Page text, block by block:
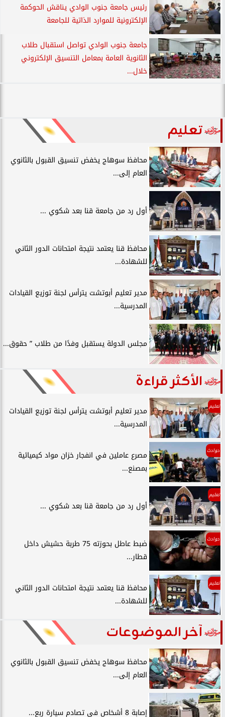
رئيس جامعة جنوب الوادي يناقش الحوكمة
الإلكترونية للموارد الذاتية للجامعة
جامعة جنوب الوادي تواصل استقبال طلاب
الثانوية العامة بمعامل التنسيق الإلكتروني
خلال...
تعليم
محافظ سوهاج يخفض تنسيق القبول بالثانوي
العام إلى...
أول رد من جامعة قنا بعد شكوي ...
محافظ قنا يعتمد نتيجة امتحانات الدور الثاني
للشهادة...
مدير تعليم أبوتشت يترأس لجنة توزيع القيادات
المدرسية...
مجلس الدولة يستقبل وفدًا من طلاب ” حقوق...
الأكثر قراءة
تعليم
مدير تعليم أبوتشت يترأس لجنة توزيع القيادات
المدرسية...
حوادث
مصرع عاملين في انفجار خزان مواد كيميائية
بمصنع...
تعليم
أول رد من جامعة قنا بعد شكوي ...
حوادث
ضبط عاطل بحوزته 75 طربة حشيش داخل
قطار...
تعليم
محافظ قنا يعتمد نتيجة امتحانات الدور الثاني
للشهادة...
آخر الموضوعات
محافظ سوهاج يخفض تنسيق القبول بالثانوي
العام إلى...
إصابة 8 أشخاص في تصادم سيارة ربع...